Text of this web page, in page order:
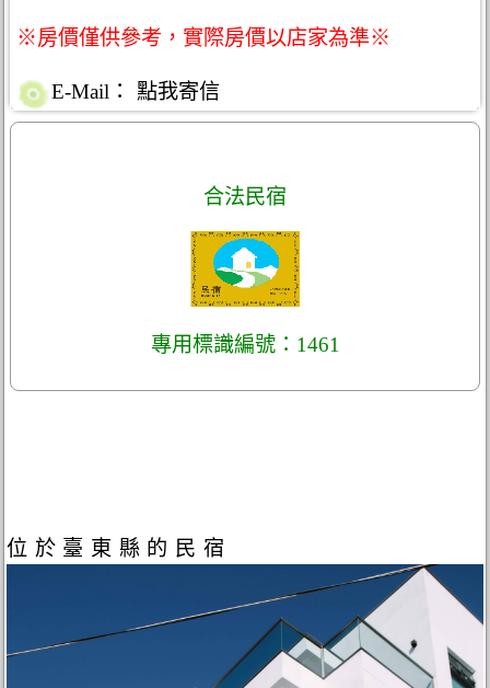
※房價僅供參考，實際房價以店家為準※
E-Mail： 點我寄信
合法民宿
專用標識編號：1461
位於臺東縣的民宿